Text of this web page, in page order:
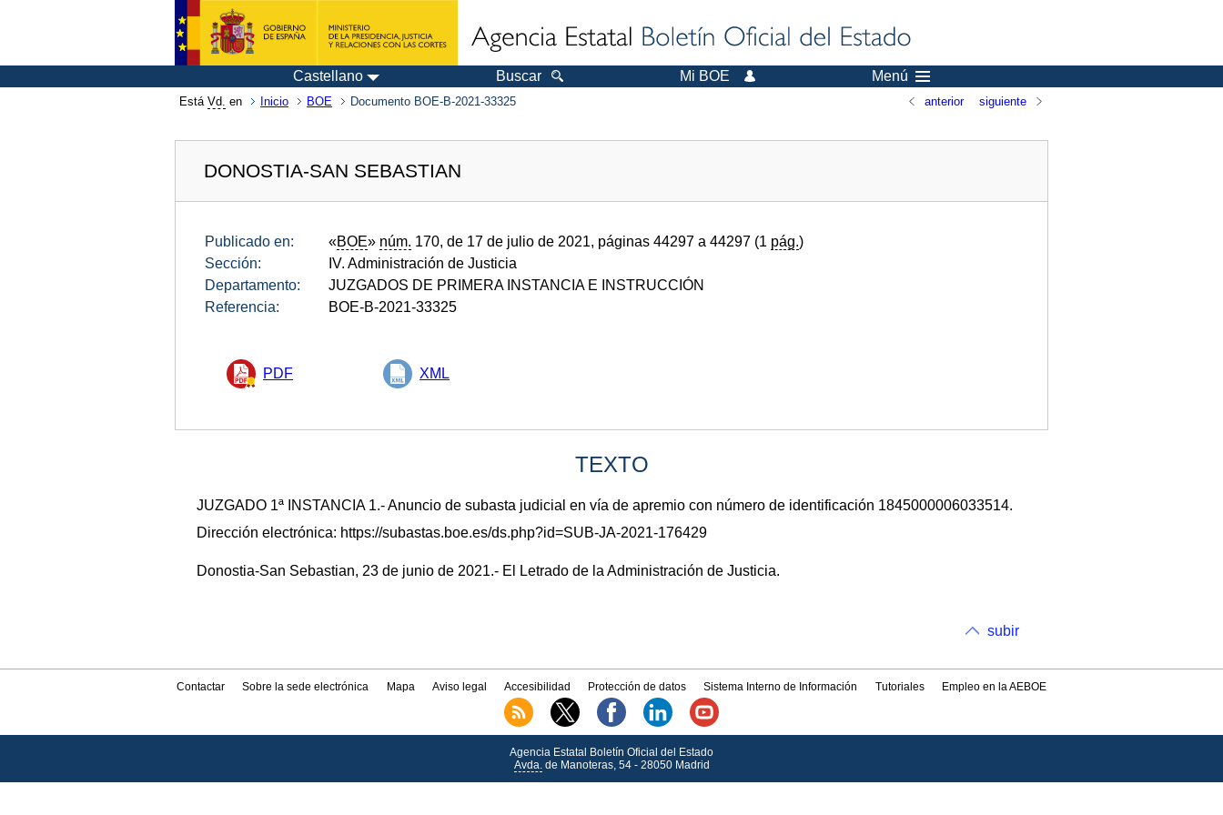
Castellano Buscar Mi BOE Menú
Está Vd. en Inicio BOE Documento BOE-B-2021-33325 anterior siguiente
DONOSTIA-SAN SEBASTIAN
Publicado en: «BOE» núm. 170, de 17 de julio de 2021, páginas 44297 a 44297 (1 pág.)
Sección:
IV. Administración de Justicia
Departamento:
JUZGADOS DE PRIMERA INSTANCIA E INSTRUCCIÓN
Referencia:
BOE-B-2021-33325
PDF XML
TEXTO
JUZGADO 1ª INSTANCIA 1.- Anuncio de subasta judicial en vía de apremio con número de identificación 1845000006033514.
Dirección electrónica: https://subastas.boe.es/ds.php?id=SUB-JA-2021-176429
Donostia-San Sebastian, 23 de junio de 2021.- El Letrado de la Administración de Justicia.
subir
Contactar Sobre la sede electrónica Mapa Aviso legal Accesibilidad Protección de datos Sistema Interno de Información Tutoriales Empleo en la AEBOE
Agencia Estatal Boletín Oficial del Estado
Avda.de Manoteras, 54 - 28050 Madrid